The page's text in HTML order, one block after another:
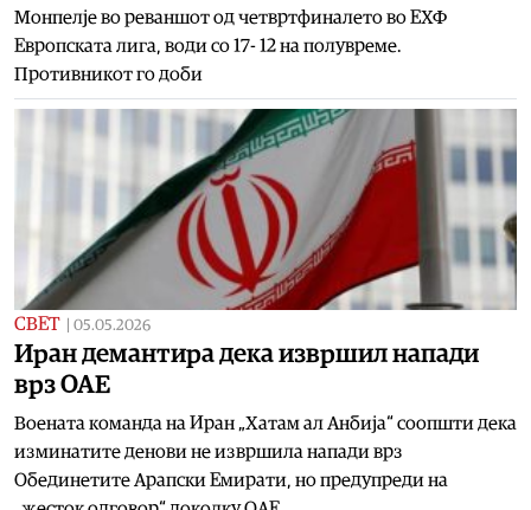
Монпелје во реваншот од четвртфиналето во ЕХФ
Европската лига, води со 17- 12 на полувреме.
Противникот го доби
СВЕТ 05.05.2026
Иран демантира дека извршил напади
врз ОАЕ
Воената команда на Иран „Хатам ал Анбија“ соопшти дека
изминатите денови не извршила напади врз
Обединетите Арапски Емирати, но предупреди на